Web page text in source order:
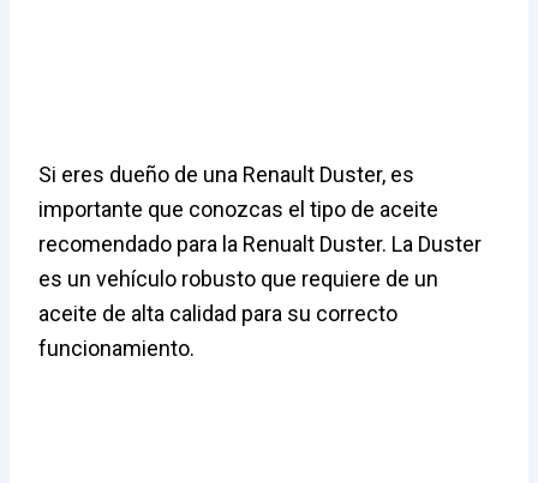
Si eres dueño de una Renault Duster, es
importante que conozcas el tipo de aceite
recomendado para la Renualt Duster. La Duster
es un vehículo robusto que requiere de un
aceite de alta calidad para su correcto
funcionamiento.